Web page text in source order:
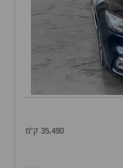
35,490 ק"מ